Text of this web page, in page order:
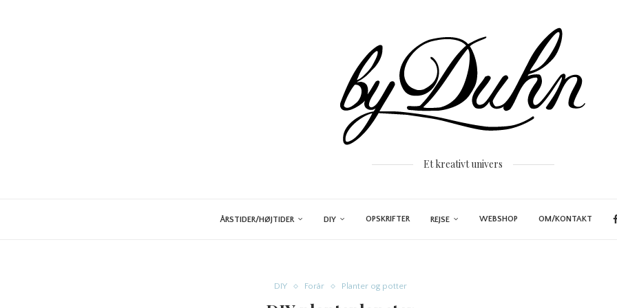
Et kreativt univers
ÅRSTIDER/HØJTIDER DIY OPSKRIFTER REJSE WEBSHOP OM/KONTAKT
DIY Forår Planter og potter